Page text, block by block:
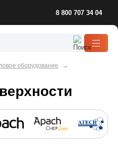
8 800 707 34 04
оборудование